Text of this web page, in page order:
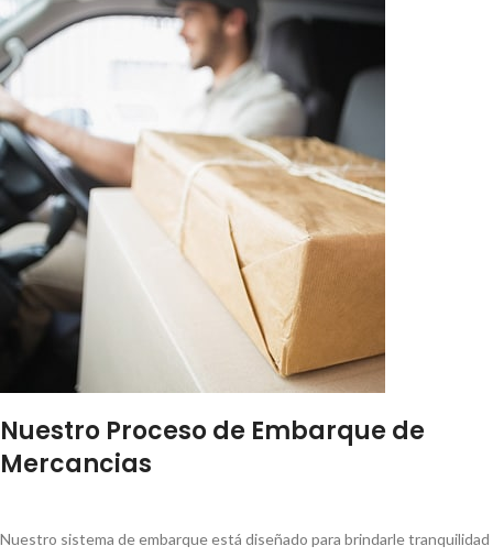
Nuestro Proceso de Embarque de
Mercancias
Nuestro sistema de embarque está diseñado para brindarle tranquilidad